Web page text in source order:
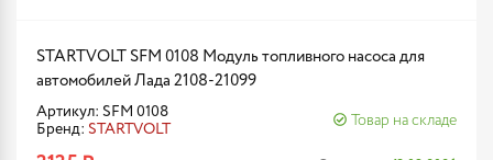
STARTVOLT SFM 0108 Модуль топливного насоса для
автомобилей Лада 2108-21099
Артикул: SFM 0108
Бренд: STARTVOLT
Товар на складе